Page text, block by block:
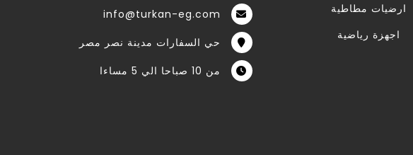
حي السفارات مدينة نصر مصر
من 10 صباحا الي 5 مساءا
ارضيات مطاطية
اجهزة رياضية